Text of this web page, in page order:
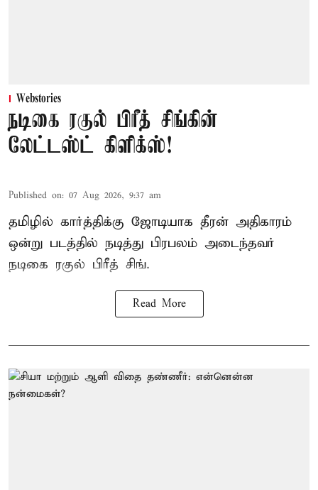
Webstories
நடிகை ரகுல் பிரீத் சிங்கின்
லேட்டஸ்ட் கிளிக்ஸ்!
Published on: 07 Aug 2026, 9:37 am
தமிழில் கார்த்திக்கு ஜோடியாக தீரன் அதிகாரம்
ஒன்று படத்தில் நடித்து பிரபலம் அடைந்தவர்
நடிகை ரகுல் பிரீத் சிங்.
Read More